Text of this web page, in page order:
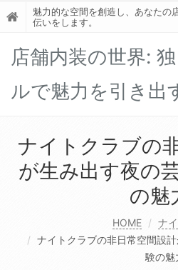
魅力的な空間を創造し、あなたの
伝いをします。
店舗内装の世界:
ルで魅力を引き出
ナイトクラブの
が生み出す夜の
の魅
HOME
ナ
ナイトクラブの非日常空間設
験の魅